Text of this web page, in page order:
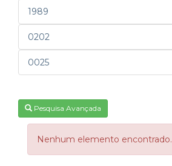
1989
0202
0025
Pesquisa Avançada
Nenhum elemento encontrado.